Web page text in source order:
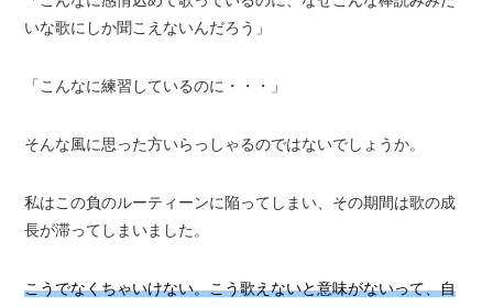
いな歌にしか聞こえないんだろう」
「こんなに練習しているのに・・・」
そんな風に思った方いらっしゃるのではないでしょうか。
私はこの負のルーティーンに陥ってしまい、その期間は歌の成
長が滞ってしまいました。
こうでなくちゃいけない。こう歌えないと意味がないって、自